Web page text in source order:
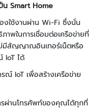
น Smart Home
งใช้งานผ่าน Wi-Fi ซึ่งนั่น
าพในการเชื่อมต่อเครือข่ายที่
มีสัญญาณอินเทอร์เน็ตหรือ
IoT ได้
IoT เพื่อสร้างเครือข่าย
ผ่านโทรศัพท์ของคุณได้ทุกที่